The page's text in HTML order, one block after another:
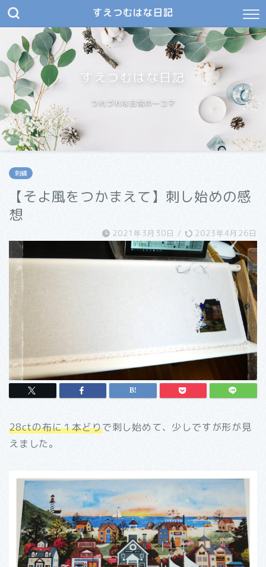
すえつむはな日記
すえつむはな日記
つれづれな日常の一コマ
刺繍
【そよ風をつかまえて】刺し始めの感
想
2021年3月30日 / 2023年4月26日
28ctの布に１本どりで刺し始めて、少しですが形が見
えました。